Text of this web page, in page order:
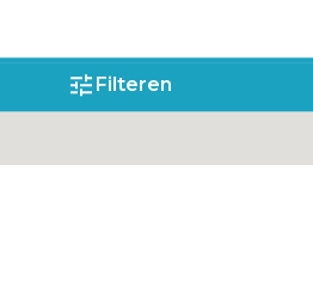
Filteren